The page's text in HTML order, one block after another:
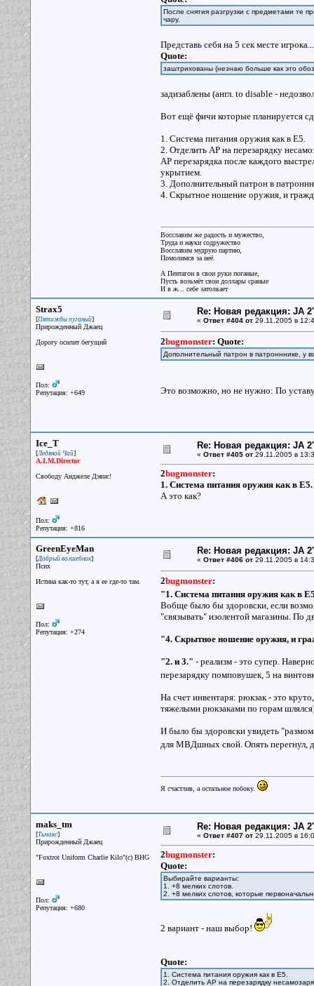
После снятия разгрузки с предметами те
чару.
Представь себя на 5 сек месте
Quote:
заштрихованы (незнаю больше как это
задизаблены (англ. to disable -
Вот ещё фичи которые планируется
1. Система питания оружия как в E5.
2. Отделить AP на перезарядку
AP перезарядка после каждого
укрытием.
3. Дополнительный патрон в
4. Скрытное ношение оружия, и
Восславим же радость и мужество,
Труда и науки содружество
Восславим мудрую партию,
Помолимся за неё.
А Пентагон в свои руки поганые,
Пусть возьмёт свои доллары сраные
И в ж... себе затолкает
Strax5
[Пятижды пуганый]
Прирожденный Джаец
Дорогу осилит бегущий
Пол:
Репутация: +649
Re: Новая редакция: JA
« Ответ #404 от29.11.2005 в
2bugmonster: Quote:
Дополнительный патрон в патронннике, у
Это возможно, но не нужно: По
Ice_T
[Ледяной Чай]
A.I.M.Director
Свободу Анджеле Дэвис!
Пол:
Репутация: +816
Re: Новая редакция: JA
« Ответ #405 от29.11.2005 в
2bugmonster:
1. Система питания оружия как в E5.
А это как?
GreenEyeMan
[Добрый волшебник]
Псих
Истина как-то тут, а я ее где-то там.
Пол:
Репутация: +274
Re: Новая редакция: JA
« Ответ #406 от29.11.2005 в
2bugmonster:
"1. Система питания оружия как в
Вобще было бы здоровски, если
"связывать" изолентой магазины. По
"4. Скрытное ношение оружия, и
"2. и 3." - реализм - это супер.
перезарядку помповушек, 5 на
На счет инвентаря: рюкзак - это
тяжелыми рюкзаками по горам
И было бы здоровски увидеть
для МВДшных свой. Опять перегнул,
Я счастлив, а остальное побоку.
maks_tm
[Тьмакс]
Прирожденный Джаец
"Foxtrot Uniform Charlie Kilo"(с) BHG
Пол:
Репутация: +680
Re: Новая редакция: JA
« Ответ #407 от29.11.2005 в
2bugmonster:
Quote:
Выбирайте варианты:
1. +8 мелких слотов.
2. +8 мелких слотов, которые
2 вариант - наш выбор!
Quote:
1. Система питания оружия как в E5.
2. Отделить AP на перезарядку